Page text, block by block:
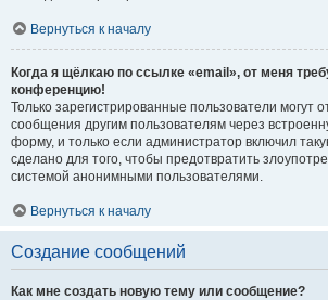
Вернуться к началу
Когда я щёлкаю по ссылке «email», от меня
конференцию!
Только зарегистрированные пользователи могут
сообщения другим пользователям через
форму, и только если администратор включил
сделано для того, чтобы предотвратить
системой анонимными пользователями.
Вернуться к началу
Создание сообщений
Как мне создать новую тему или сообщение?